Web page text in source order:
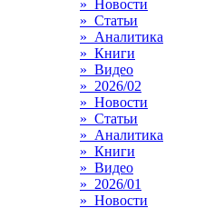
» Новости
» Статьи
» Аналитика
» Книги
» Видео
» 2026/02
» Новости
» Статьи
» Аналитика
» Книги
» Видео
» 2026/01
» Новости